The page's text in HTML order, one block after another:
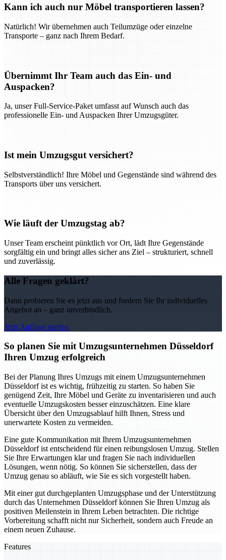
Kann ich auch nur Möbel transportieren lassen?
Natürlich! Wir übernehmen auch Teilumzüge oder einzelne
Transporte – ganz nach Ihrem Bedarf.
Übernimmt Ihr Team auch das Ein- und
Auspacken?
Ja, unser Full-Service-Paket umfasst auf Wunsch auch das
professionelle Ein- und Auspacken Ihrer Umzugsgüter.
Ist mein Umzugsgut versichert?
Selbstverständlich! Ihre Möbel und Gegenstände sind während des
Transports über uns versichert.
Wie läuft der Umzugstag ab?
Unser Team erscheint pünktlich vor Ort, lädt Ihre Gegenstände
sorgfältig ein und bringt alles sicher ans Ziel – strukturiert, schnell
und zuverlässig.
Alle Fragen geklärt?
Dann probieren Sie es jetzt aus und fordern Sie Ihr individuelles
Angebot an – ganz unverbindlich.
Jetzt Anfrage starten
So planen Sie mit Umzugsunternehmen Düsseldorf
Ihren Umzug erfolgreich
Bei der Planung Ihres Umzugs mit einem Umzugsunternehmen
Düsseldorf ist es wichtig, frühzeitig zu starten. So haben Sie
genügend Zeit, Ihre Möbel und Geräte zu inventarisieren und auch
eventuelle Umzugskosten besser einzuschätzen. Eine klare
Übersicht über den Umzugsablauf hilft Ihnen, Stress und
unerwartete Kosten zu vermeiden.
Eine gute Kommunikation mit Ihrem Umzugsunternehmen
Düsseldorf ist entscheidend für einen reibungslosen Umzug. Stellen
Sie Ihre Erwartungen klar und fragen Sie nach individuellen
Lösungen, wenn nötig. So können Sie sicherstellen, dass der
Umzug genau so abläuft, wie Sie es sich vorgestellt haben.
Mit einer gut durchgeplanten Umzugsphase und der Unterstützung
durch das Unternehmen Düsseldorf können Sie Ihren Umzug als
positiven Meilenstein in Ihrem Leben betrachten. Die richtige
Vorbereitung schafft nicht nur Sicherheit, sondern auch Freude an
einem neuen Zuhause.
Features